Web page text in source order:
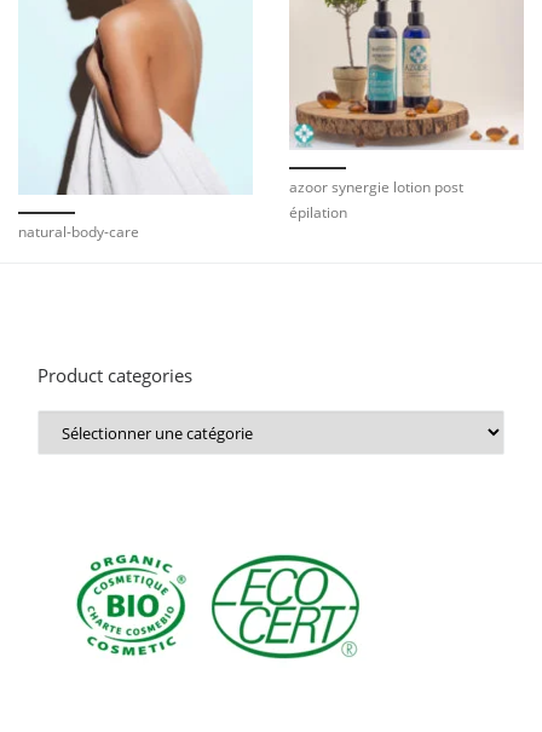
natural-body-care
azoor synergie lotion post
épilation
Product categories